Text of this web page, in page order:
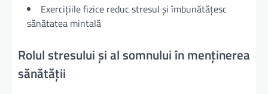
Exercițiile fizice reduc stresul și îmbunătățesc
sănătatea mintală
Rolul stresului și al somnului în menținerea
sănătății